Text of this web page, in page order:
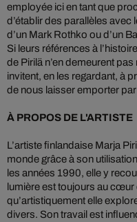
employée ici en tant que
d’établir des parallèles avec
d’un Mark Rothko ou d’un
Si leurs références à
de Pirilä n’en demeurent
invitent, en les regardant, à
de nous laisser emporter
À PROPOS DE L'ARTISTE
L’artiste finlandaise Marja
monde grâce à son
les années 1990, elle y
lumière est toujours au
qu’artistiquement elle
divers. Son travail est